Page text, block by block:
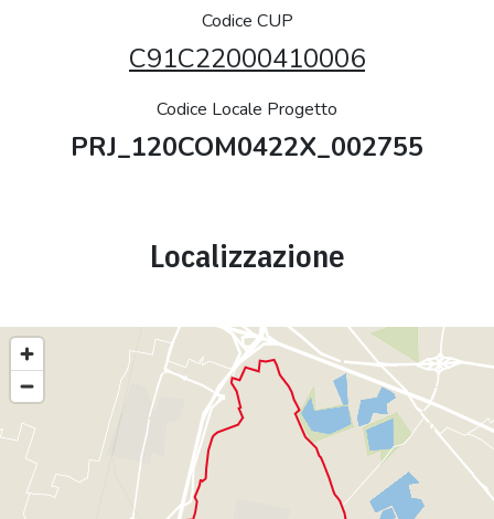
Codice CUP
C91C22000410006
Codice Locale Progetto
PRJ_120COM0422X_002755
Localizzazione